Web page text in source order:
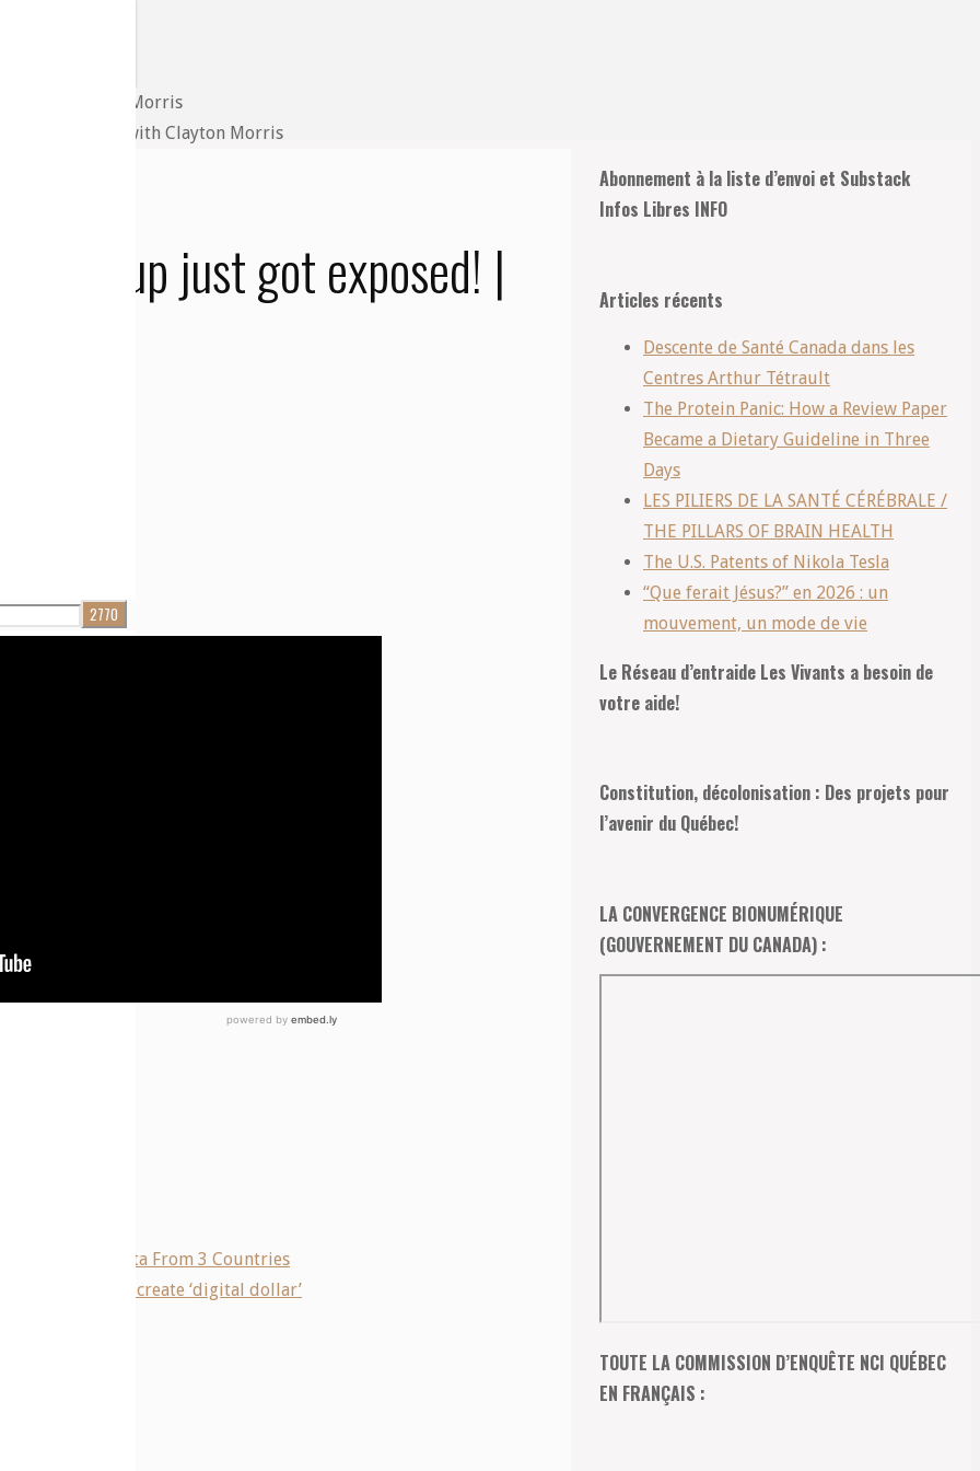
| Redacted with Clayton Morris
coverup just got exposed! |
19 Vaccine Data From 3 Countries
plan to create ‘digital dollar’
Abonnement à la liste d’envoi et Substack
Infos Libres INFO
Articles récents
Descente de Santé Canada dans les
Centres Arthur Tétrault
The Protein Panic: How a Review Paper
Became a Dietary Guideline in Three
Days
LES PILIERS DE LA SANTÉ CÉRÉBRALE /
THE PILLARS OF BRAIN HEALTH
The U.S. Patents of Nikola Tesla
“Que ferait Jésus?” en 2026 : un
mouvement, un mode de vie
Le Réseau d’entraide Les Vivants a besoin de
votre aide!
Constitution, décolonisation : Des projets pour
l’avenir du Québec!
LA CONVERGENCE BIONUMÉRIQUE
(GOUVERNEMENT DU CANADA) :
TOUTE LA COMMISSION D’ENQUÊTE NCI QUÉBEC
EN FRANÇAIS :
en
haut